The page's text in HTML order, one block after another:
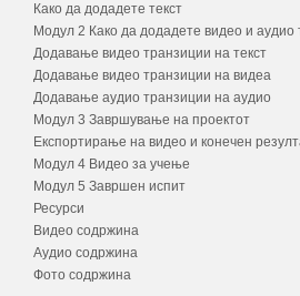
Како да додадете текст
Модул 2 Како да додадете видео и аудио
Додавање видео транзиции на текст
Додавање видео транзиции на видеа
Додавање аудио транзиции на аудио
Модул 3 Завршување на проектот
Експортирање на видео и конечен
Модул 4 Видео за учење
Модул 5 Завршен испит
Ресурси
Видео содржина
Аудио содржина
Фото содржина